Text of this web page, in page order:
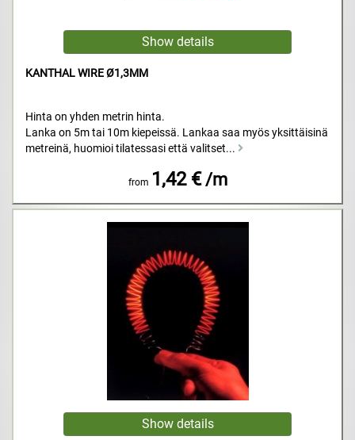
KANTHAL WIRE Ø1,3MM
Hinta on yhden metrin hinta.
Lanka on 5m tai 10m kiepeissä. Lankaa saa myös yksittäisinä
metreinä, huomioi tilatessasi että valitset...
from 1,42 € /m